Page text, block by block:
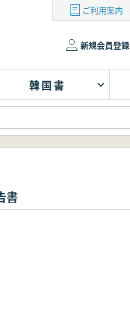
ご利用案内
新規会員登録
韓国書
書